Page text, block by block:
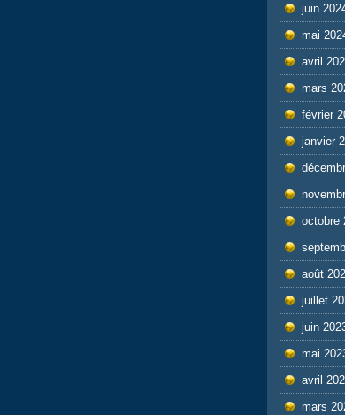
juin
mai
avril
mars
février
janvier
octobre
août
juillet
juin
mai
avril
mars